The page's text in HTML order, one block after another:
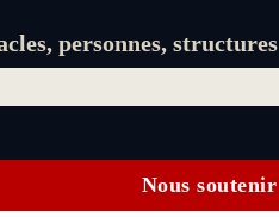
personnes, structures
Nous soutenir